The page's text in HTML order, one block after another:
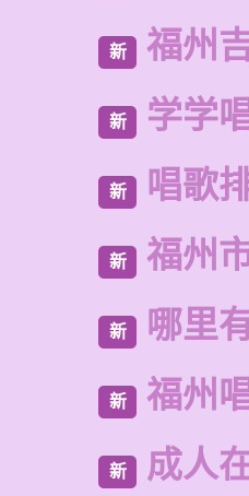
新 福州
新 学学
新 唱歌
新 福州
新 哪里
新 福州
新 成人